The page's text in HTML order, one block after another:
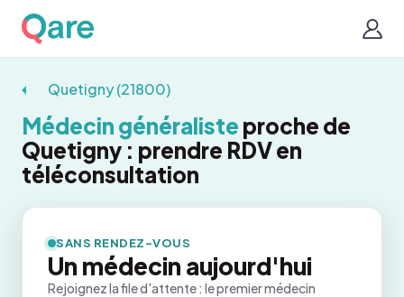
Quetigny (21800)
Médecin généraliste proche de
Quetigny : prendre RDV en
téléconsultation
SANS RENDEZ-VOUS
Un médecin aujourd'hui
Rejoignez la file d'attente : le premier médecin